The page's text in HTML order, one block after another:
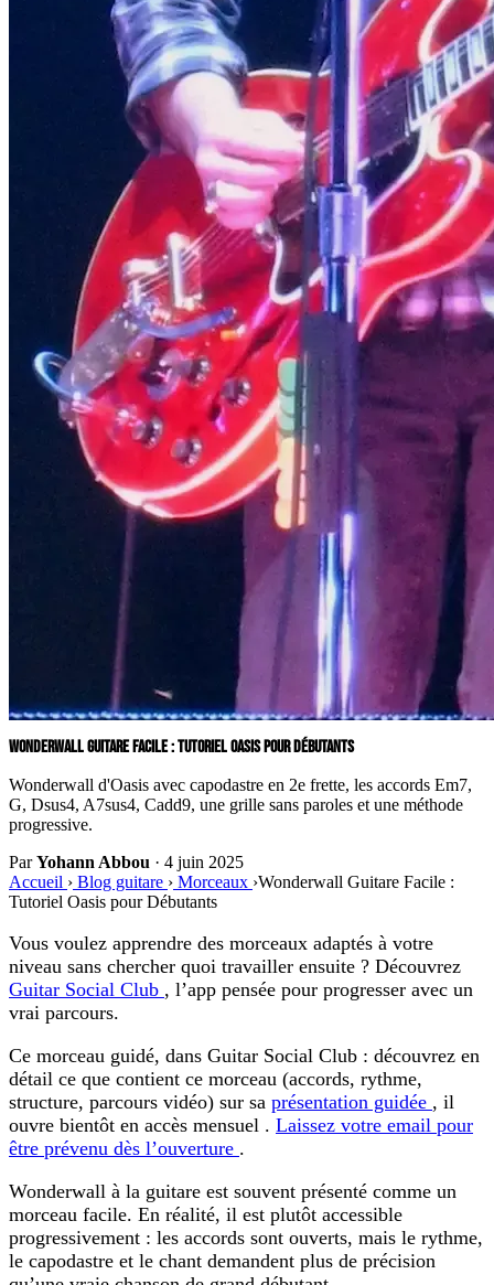
WONDERWALL GUITARE FACILE : TUTORIEL OASIS POUR DÉBUTANTS
Wonderwall d'Oasis avec capodastre en 2e frette, les accords Em7,
G, Dsus4, A7sus4, Cadd9, une grille sans paroles et une méthode
progressive.
ParYohann Abbou · 4 juin 2025
Accueil › Blog guitare › Morceaux ›Wonderwall Guitare Facile :
Tutoriel Oasis pour Débutants
Vous voulez apprendre des morceaux adaptés à votre
niveau sans chercher quoi travailler ensuite ? Découvrez
Guitar Social Club , l’app pensée pour progresser avec un
vrai parcours.
Ce morceau guidé, dans Guitar Social Club : découvrez en
détail ce que contient ce morceau (accords, rythme,
structure, parcours vidéo) sur sa présentation guidée , il
ouvre bientôt en accès mensuel . Laissez votre email pour
être prévenu dès l’ouverture .
Wonderwall à la guitare est souvent présenté comme un
morceau facile. En réalité, il est plutôt accessible
progressivement : les accords sont ouverts, mais le rythme,
le capodastre et le chant demandent plus de précision